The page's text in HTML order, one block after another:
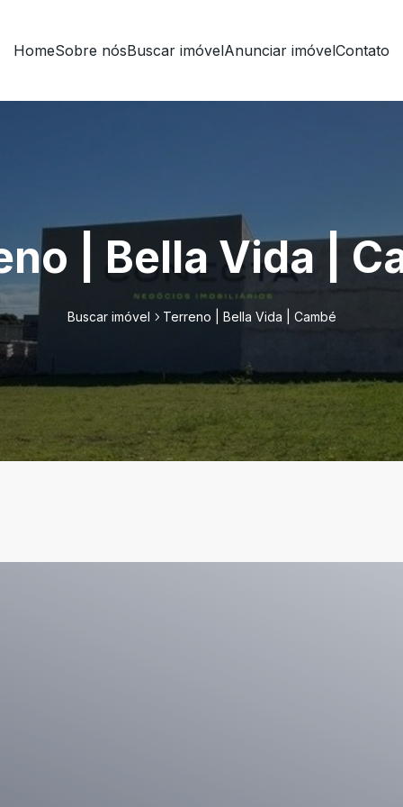
HomeSobre nósBuscar imóvelAnunciar imóvelContato
| Bella Vida |
Buscar imóvel Terreno | Bella Vida | Cambé